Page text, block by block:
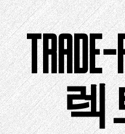
컨
텐
츠
로
건
너
뛰
기
렉